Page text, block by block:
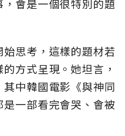
會是一個很特別的題
思考，這樣的題材若
方式呈現。她坦言，
中韓國電影《與神同
一部看完會哭、會被